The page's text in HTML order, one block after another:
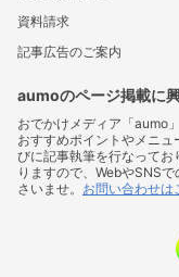
資料請求
記事広告のご案内
aumoのページ掲載に
おでかけメディア「aumo
おすすめポイントやメニ
びに記事執筆を行なって
りますので、WebやSNS
さいませ。 お問い合わせは